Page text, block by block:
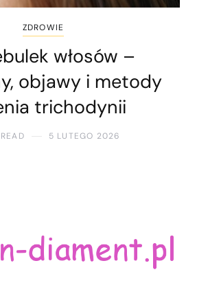
ZDROWIE
włosów –
objawy i metody
trichodynii
5 LUTEGO 2026